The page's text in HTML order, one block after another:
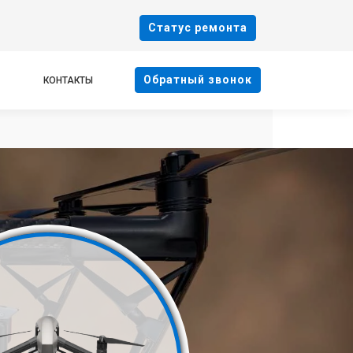
Cтатус ремонта
КОНТАКТЫ Oбратный звонок